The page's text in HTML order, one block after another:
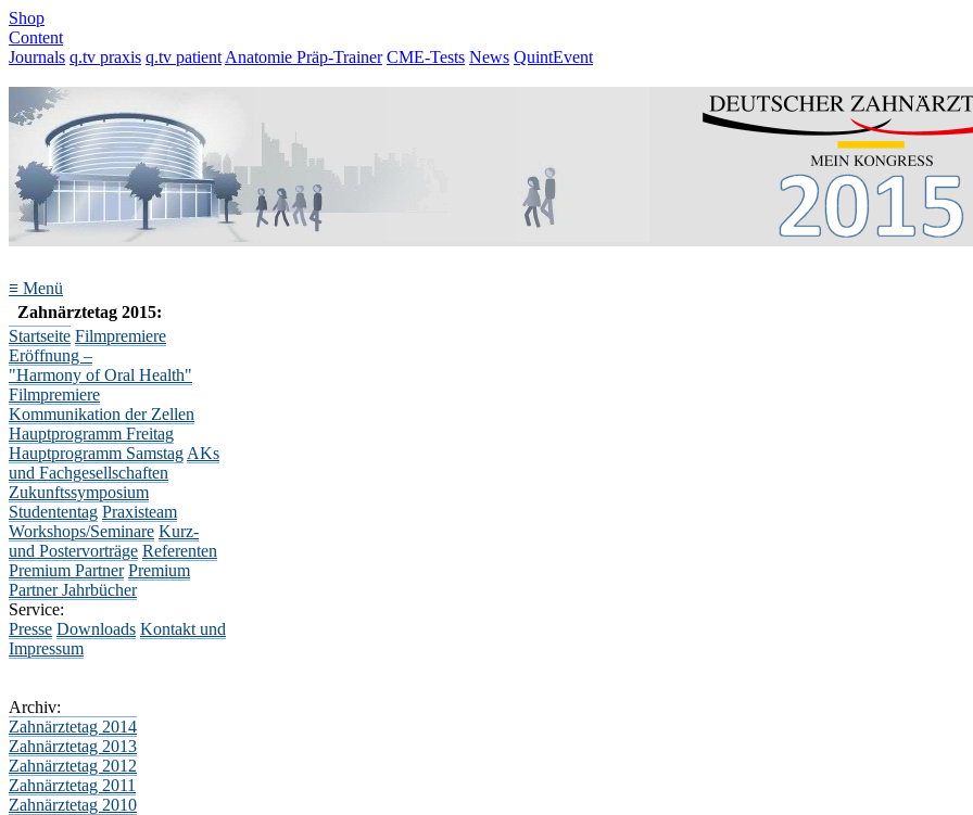
Shop
Content
Journals q.tv praxis q.tv patient Anatomie Präp-Trainer CME-Tests News QuintEvent
≡ Menü
Zahnärztetag 2015:
Startseite Filmpremiere
Eröffnung –
"Harmony of Oral Health"
Filmpremiere
Kommunikation der Zellen
Hauptprogramm Freitag
Hauptprogramm Samstag AKs
und Fachgesellschaften
Zukunftssymposium
Studententag Praxisteam
Workshops/Seminare Kurz-
und Postervorträge Referenten
Premium Partner Premium
Partner Jahrbücher
Service:
Presse Downloads Kontakt und
Impressum
Archiv:
Zahnärztetag 2014
Zahnärztetag 2013
Zahnärztetag 2012
Zahnärztetag 2011
Zahnärztetag 2010